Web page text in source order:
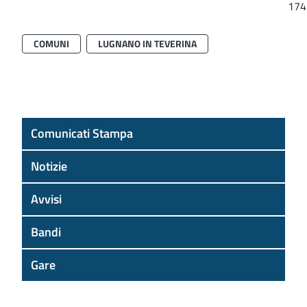
COMUNI LUGNANO IN TEVERINA
Comunicati Stampa
Notizie
Avvisi
Bandi
Gare